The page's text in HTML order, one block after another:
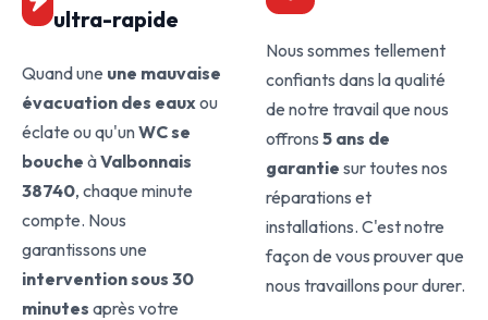
ultra-rapide
Quand une une mauvaise
évacuation des eauxou
éclate ou qu'unWC se
bouche àValbonnais
38740, chaque minute
compte. Nous
garantissons une
intervention sous 30
minutes après votre
Nous sommes tellement
confiants dans la qualité
de notre travail que nous
offrons 5 ans de
garantie sur toutes nos
réparations et
installations. C'est notre
façon de vous prouver que
nous travaillons pour durer.